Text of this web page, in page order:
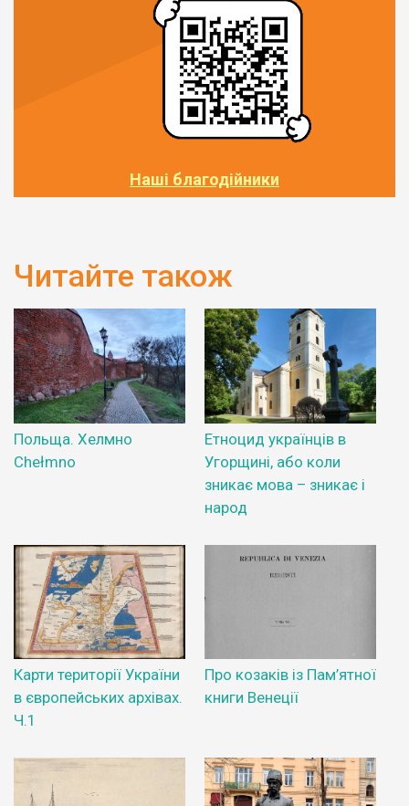
Наші благодійники
Читайте також
Польща. Хелмно
Chełmno
Етноцид українців в
Угорщині, або коли
зникає мова – зникає і
народ
Карти території України
в європейських архівах.
Ч.1
Про козаків із Пам’ятної
книги Венеції